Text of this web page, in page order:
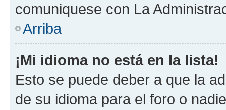
comuniquese con La
Arriba
¡Mi idioma no está en la lista!
Esto se puede deber a que la
de su idioma para el foro o